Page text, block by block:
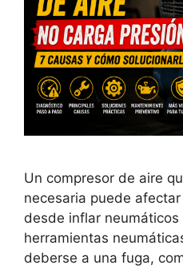
Un compresor de aire
necesaria puede
desde inflar
herramientas
deberse a una fuga,